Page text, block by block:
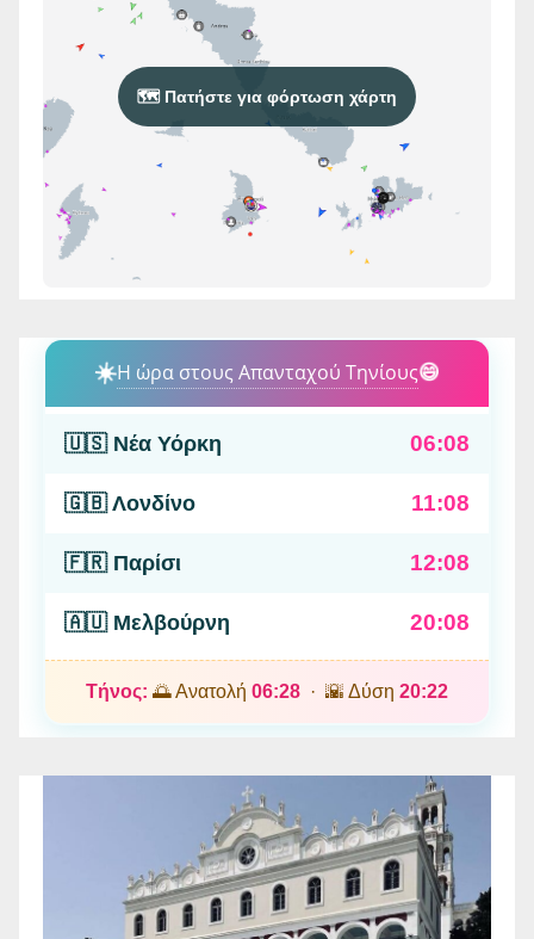
🗺️ Πατήστε για φόρτωση χάρτη
☀️Η ώρα στους Απανταχού Τηνίους😄
🇺🇸 Νέα Υόρκη 06:08
🇬🇧 Λονδίνο 11:08
🇫🇷 Παρίσι 12:08
🇦🇺 Μελβούρνη 20:08
Τήνος: 🌅 Ανατολή 06:28 · 🌇 Δύση 20:22